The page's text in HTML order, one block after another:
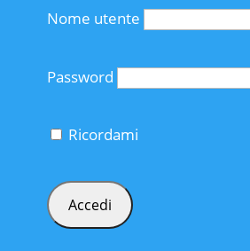
Nome utente
Password
Ricordami